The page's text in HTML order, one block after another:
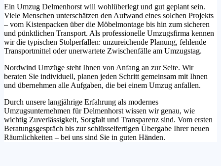
Ein Umzug Delmenhorst will wohlüberlegt und gut geplant sein.
Viele Menschen unterschätzen den Aufwand eines solchen Projekts
– vom Kistenpacken über die Möbelmontage bis hin zum sicheren
und pünktlichen Transport. Als professionelle Umzugsfirma kennen
wir die typischen Stolperfallen: unzureichende Planung, fehlende
Transportmittel oder unerwartete Zwischenfälle am Umzugstag.
Nordwind Umzüge steht Ihnen von Anfang an zur Seite. Wir
beraten Sie individuell, planen jeden Schritt gemeinsam mit Ihnen
und übernehmen alle Aufgaben, die bei einem Umzug anfallen.
Durch unsere langjährige Erfahrung als modernes
Umzugsunternehmen für Delmenhorst wissen wir genau, wie
wichtig Zuverlässigkeit, Sorgfalt und Transparenz sind. Vom ersten
Beratungsgespräch bis zur schlüsselfertigen Übergabe Ihrer neuen
Räumlichkeiten – bei uns sind Sie in guten Händen.